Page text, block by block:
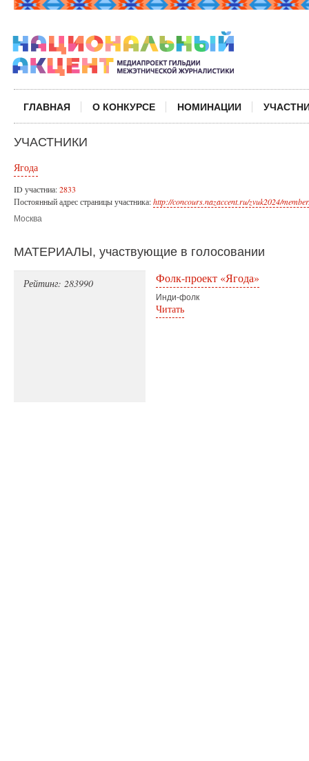
ГЛАВНАЯ О КОНКУРСЕ НОМИНАЦИИ
УЧАСТНИКИ
Ягода
ID участниа:2833
Постоянный адрес страницы участника:http://concours.nazaccent.ru/zvuk2024/
Москва
МАТЕРИАЛЫ, участвующие в голосовании
Рейтинг: 283990 Фолк-проект «Ягода»
Инди-фолк
Читать